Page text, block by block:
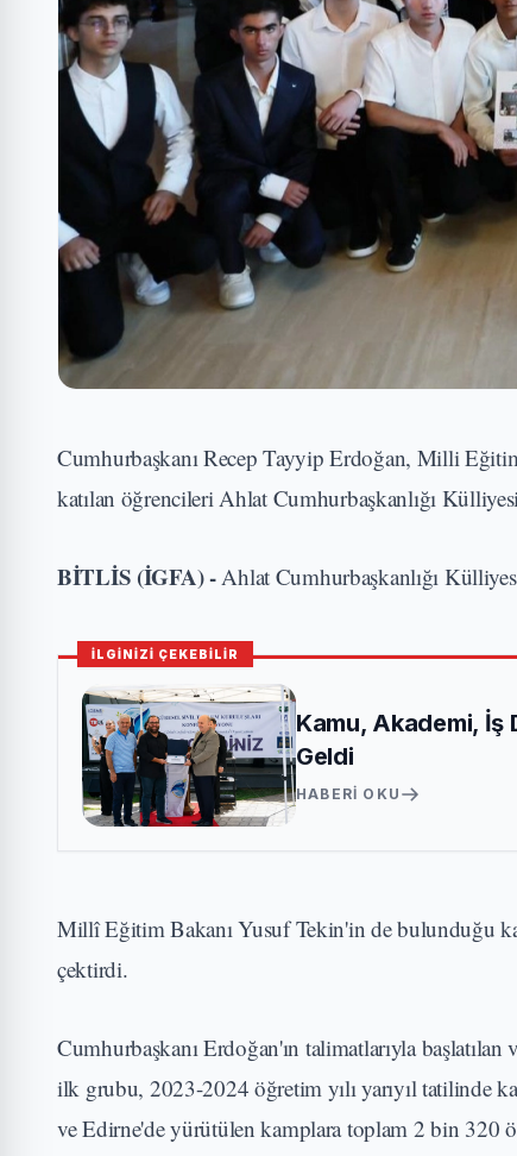
Cumhurbaşkanı Recep Tayyip Erdoğan, Milli
katılan öğrencileri Ahlat Cumhurbaşkanlığı
BİTLİS (İGFA) -Ahlat Cumhurbaşkanlığı
İLGİNİZİ ÇEKEBİLİR
Kamu, Akademi, İş
Geldi
HABERI OKU
Millî Eğitim Bakanı Yusuf Tekin'in de bulunduğu
çektirdi.
Cumhurbaşkanı Erdoğan'ın talimatlarıyla
ilk grubu, 2023-2024 öğretim yılı yarıyıl tatilinde
ve Edirne'de yürütülen kamplara toplam 2 bin 320